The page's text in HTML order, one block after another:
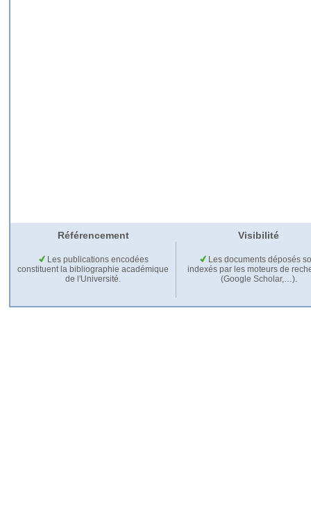
Référencement Visibilité
Les publications encodées
constituent la bibliographie académique
de l'Université.
Les documents déposés
indexés par les moteurs de
(Google Scholar,…).